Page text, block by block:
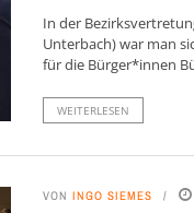
In der
Unterbach) war man
für die Bürger*innen
WEITERLESEN
VON INGO SIEMES